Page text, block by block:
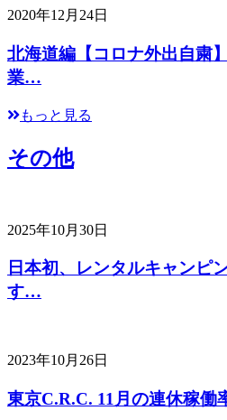
2020年12月24日
北海道編【コロナ外出自粛
業…
もっと見る
その他
2025年10月30日
日本初、レンタルキャンピ
す…
2023年10月26日
東京C.R.C. 11月の連休稼